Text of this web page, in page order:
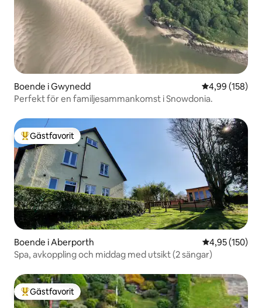
Boende i Gwynedd 4,99 av 5 i
4,99 (158)
Perfekt för en familjesammankomst i Snowdonia.
Populär gästfavorit
Gästfavorit
Boende i Aberporth 4,95 av 5 i
4,95 (150)
Spa, avkoppling och middag med utsikt (2 sängar)
Populär gästfavorit
Gästfavorit